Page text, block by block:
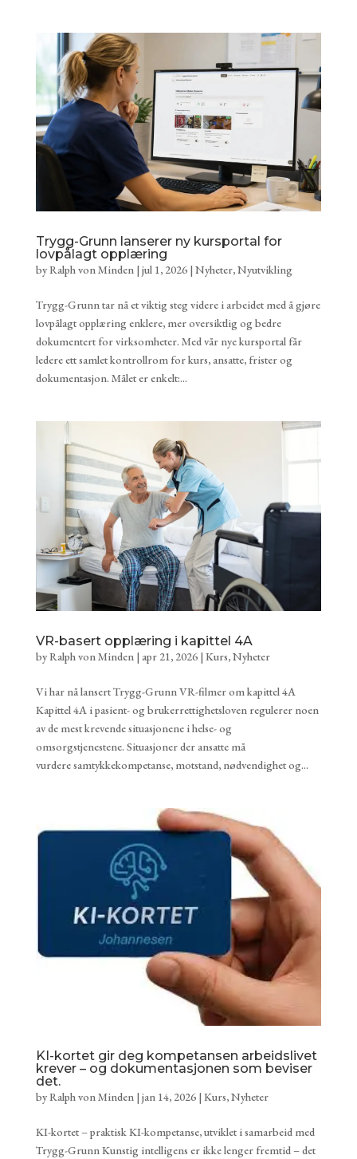
Trygg-Grunn lanserer ny kursportal for
lovpålagt opplæring
byRalph von Minden| jul 1, 2026| Nyheter,Nyutvikling
Trygg-Grunn tar nå et viktig steg videre i arbeidet med å gjøre
lovpålagt opplæring enklere, mer oversiktlig og bedre
dokumentert for virksomheter. Med vår nye kursportal får
ledere ett samlet kontrollrom for kurs, ansatte, frister og
dokumentasjon. Målet er enkelt:...
VR-basert opplæring i kapittel 4A
byRalph von Minden| apr 21, 2026| Kurs,Nyheter
Vi har nå lansert Trygg-Grunn VR-filmer om kapittel 4A
Kapittel 4A i pasient- og brukerrettighetsloven regulerer noen
av de mest krevende situasjonene i helse- og
omsorgstjenestene. Situasjoner der ansatte må
vurdere samtykkekompetanse, motstand, nødvendighet og...
KI-kortet gir deg kompetansen arbeidslivet
krever – og dokumentasjonen som beviser
det.
byRalph von Minden| jan 14, 2026| Kurs,Nyheter
KI-kortet – praktisk KI-kompetanse, utviklet i samarbeid med
Trygg-Grunn Kunstig intelligens er ikke lenger fremtid – det